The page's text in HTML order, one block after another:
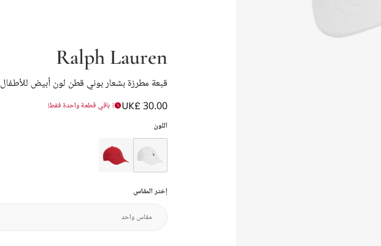
Ralph Lauren
قبعة مطرزة بشعار بوني قطن لون أبيض للأطفال
UK£ 30.00
باقي قطعة واحدة فقط!
اللون
إختر المقاس